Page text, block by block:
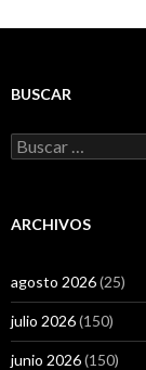
BUSCAR
Buscar:
ARCHIVOS
agosto 2026(25)
julio 2026(150)
junio 2026(150)